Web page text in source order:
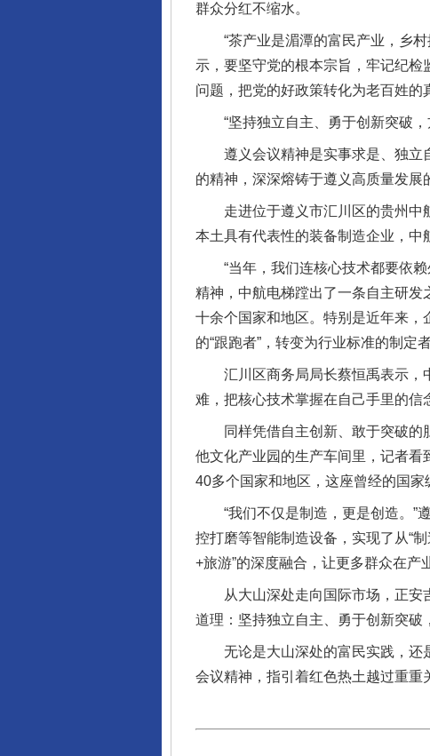
群众分红不缩水。
“茶产业是湄潭的富民产业，乡村
示，要坚守党的根本宗旨，牢记纪
问题，把党的好政策转化为老百姓的
“坚持独立自主、勇于创新突破，
遵义会议精神是实事求是、独立自
的精神，深深熔铸于遵义高质量发展
走进位于遵义市汇川区的贵州中航
本土具有代表性的装备制造企业，中
“当年，我们连核心技术都要依赖
精神，中航电梯蹚出了一条自主研
十余个国家和地区。特别是近年来，
的“跟跑者”，转变为行业标准的制定
汇川区商务局局长蔡恒禹表示，中
难，把核心技术掌握在自己手里的信
同样凭借自主创新、敢于突破的
他文化产业园的生产车间里，记者
40多个国家和地区，这座曾经的国家
“我们不仅是制造，更是创造。”遵
控打磨等智能制造设备，实现了从“
+旅游”的深度融合，让更多群众在产
从大山深处走向国际市场，正安吉
道理：坚持独立自主、勇于创新突破
无论是大山深处的富民实践，还是
会议精神，指引着红色热土越过重重